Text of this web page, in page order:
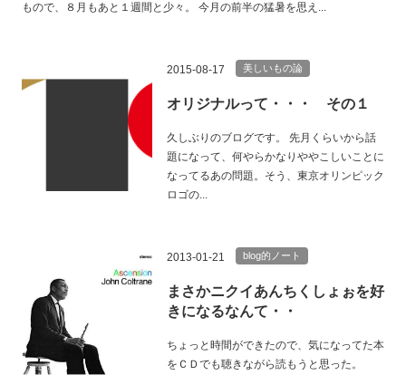
もので、８月もあと１週間と少々。 今月の前半の猛暑を思え...
2015-08-17 美しいもの論
オリジナルって・・・ その１
久しぶりのブログです。 先月くらいから話
題になって、何やらかなりややこしいことに
なってるあの問題。そう、東京オリンピック
ロゴの...
2013-01-21 blog的ノート
まさかニクイあんちくしょぉを好
きになるなんて・・
ちょっと時間ができたので、気になってた本
をＣＤでも聴きながら読もうと思った。